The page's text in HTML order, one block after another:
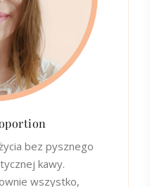
bez pysznego
kawy.
wszystko,